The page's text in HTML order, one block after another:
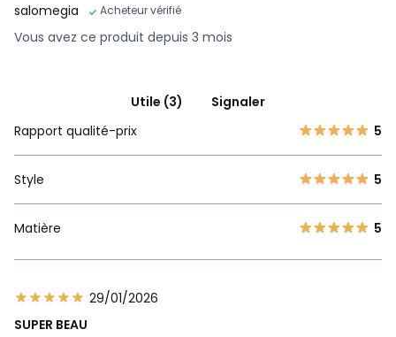
salomegia
Acheteur vérifié
Vous avez ce produit depuis 3 mois
Utile (3)
Signaler
Rapport qualité-prix
5
Style 5
Matière 5
29/01/2026
SUPER BEAU